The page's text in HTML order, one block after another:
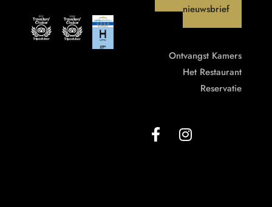
nieuwsbrief
Ontvangst Kamers
Het Restaurant
Reservatie